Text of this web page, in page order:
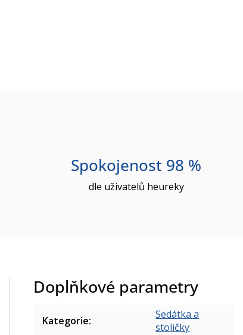
Spokojenost 98 %
dle uživatelů heureky
Doplňkové parametry
Kategorie:
Sedátka a
stoličky